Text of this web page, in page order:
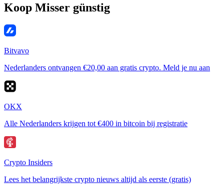
Koop Misser günstig
Bitvavo
Nederlanders ontvangen €20,00 aan gratis crypto. Meld je nu aan
OKX
Alle Nederlanders krijgen tot €400 in bitcoin bij registratie
Crypto Insiders
Lees het belangrijkste crypto nieuws altijd als eerste (gratis)